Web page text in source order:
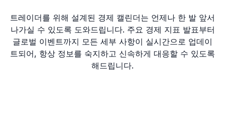
트레이더를 위해 설계된 경제 캘린더는 언제나 한 발 앞서
나가실 수 있도록 도와드립니다. 주요 경제 지표 발표부터
글로벌 이벤트까지 모든 세부 사항이 실시간으로 업데이
트되어, 항상 정보를 숙지하고 신속하게 대응할 수 있도록
해드립니다.